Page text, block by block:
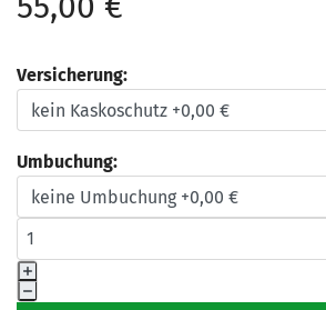
Versicherung:
Umbuchung: